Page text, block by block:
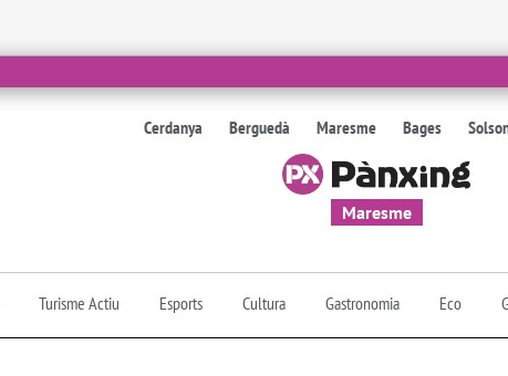
Cerdanya Berguedà Maresme Bages
Maresme
Turisme Actiu Esports Cultura Gastronomia Eco